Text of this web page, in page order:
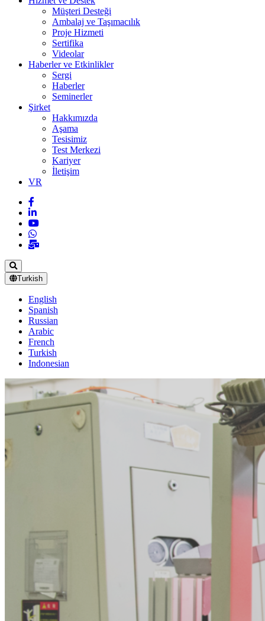
Müşteri Desteği
Ambalaj ve Taşımacılık
Proje Hizmeti
Sertifika
Videolar
Haberler ve Etkinlikler
Sergi
Haberler
Seminerler
Şirket
Hakkımızda
Aşama
Tesisimiz
Test Merkezi
Kariyer
İletişim
VR
Turkish
English
Spanish
Russian
Arabic
French
Turkish
Indonesian